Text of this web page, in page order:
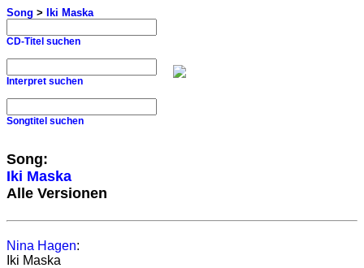
Song > Iki Maska
CD-Titel suchen
Interpret suchen
Songtitel suchen
Song:
Iki Maska
Alle Versionen
Nina Hagen:
Iki Maska